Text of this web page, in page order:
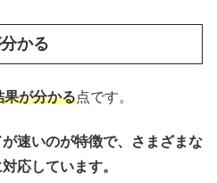
かる
果が分かる点です。
速いのが特徴で、さまざまな
応しています。